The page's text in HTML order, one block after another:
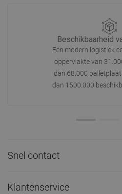
Beschikbaarheid
Een modern logistiek
oppervlakte van
dan 68.000
dan 1500.000
Snel contact
Klantenservice